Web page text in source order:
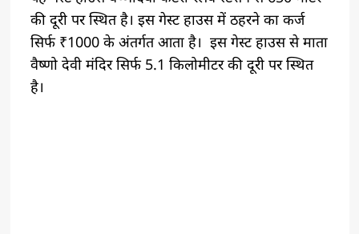
की दूरी पर स्थित है। इस गेस्ट हाउस में ठहरने का कर्ज
सिर्फ ₹1000 के अंतर्गत आता है। ‌ इस गेस्ट हाउस से माता
वैष्णो देवी मंदिर सिर्फ 5.1 किलोमीटर की दूरी पर स्थित
है।